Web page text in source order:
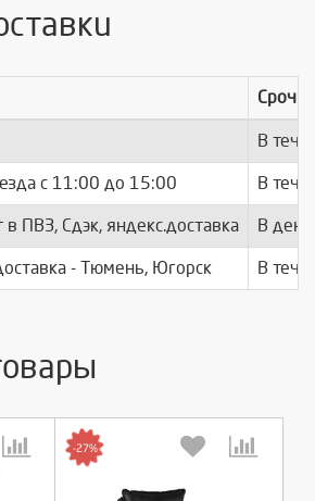
В
c 11:00 до 15:00 В
в ПВЗ, Сдэк, яндекс.доставка В день
- Тюмень, Югорск В
-27%